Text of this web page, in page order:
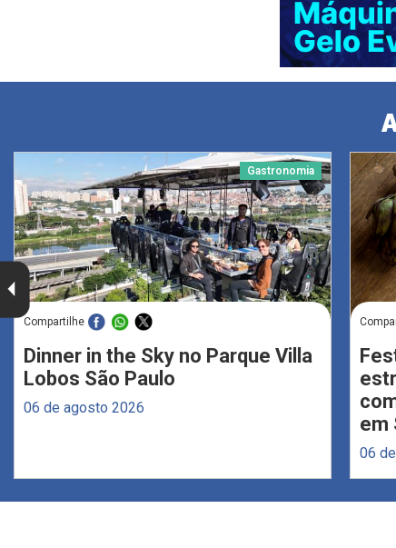
Gastronomia
Compartilhe
Dinner in the Sky no Parque Villa
Lobos São Paulo
06 de agosto 2026
em
06